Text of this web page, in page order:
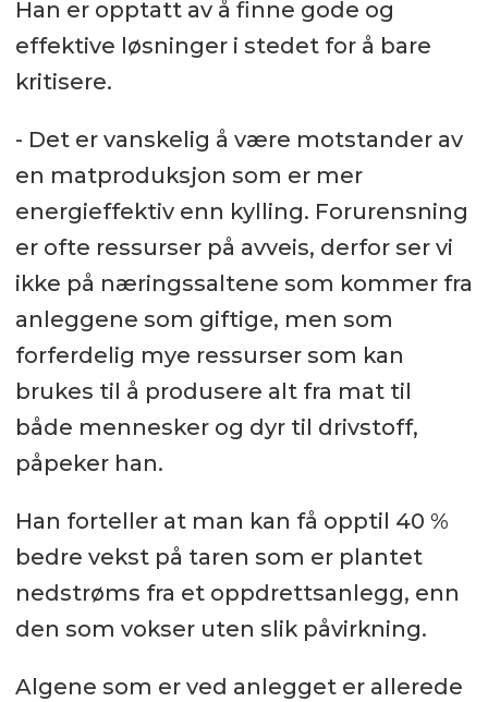
Han er opptatt av å finne gode og
effektive løsninger i stedet for å bare
kritisere.
- Det er vanskelig å være motstander av
en matproduksjon som er mer
energieffektiv enn kylling. Forurensning
er ofte ressurser på avveis, derfor ser vi
ikke på næringssaltene som kommer fra
anleggene som giftige, men som
forferdelig mye ressurser som kan
brukes til å produsere alt fra mat til
både mennesker og dyr til drivstoff,
påpeker han.
Han forteller at man kan få opptil 40 %
bedre vekst på taren som er plantet
nedstrøms fra et oppdrettsanlegg, enn
den som vokser uten slik påvirkning.
Algene som er ved anlegget er allerede